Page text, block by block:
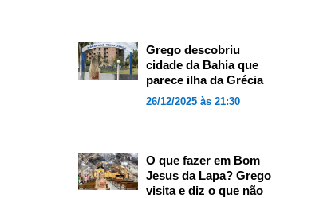
Grego descobriu
cidade da Bahia que
parece ilha da Grécia
26/12/2025 às 21:30
O que fazer em Bom
Jesus da Lapa? Grego
visita e diz o que não